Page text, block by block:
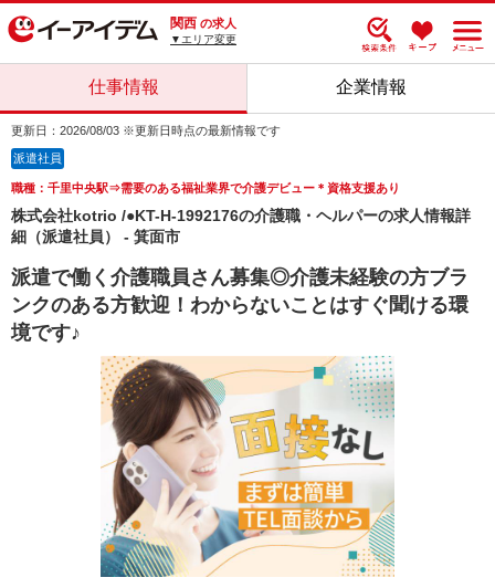
関西 の求人
▼エリア変更
仕事情報 企業情報
更新日：2026/08/03 ※更新日時点の最新情報です
派遣社員
職種：千里中央駅⇒需要のある福祉業界で介護デビュー＊資格支援あり
株式会社kotrio /●KT-H-1992176の介護職・ヘルパーの求人情報詳
細（派遣社員） - 箕面市
派遣で働く介護職員さん募集◎介護未経験の方ブラ
ンクのある方歓迎！わからないことはすぐ聞ける環
境です♪